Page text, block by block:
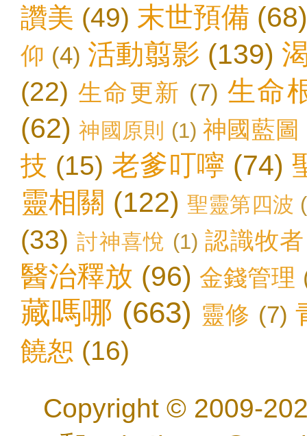
讚美 (49) 末世預備
仰 (4) 活動翦影 (139)
(22) 生命更新 (7) 生命
(62) 神國原則 (1) 神國藍圖
技 (15) 老爹叮嚀 (74)
靈相關 (122) 聖靈第四波
(33) 討神喜悅 (1) 認識牧者
醫治釋放 (96) 金錢管理
藏嗎哪 (663) 靈修 (7)
饒恕 (16)
Copyright © 2009-